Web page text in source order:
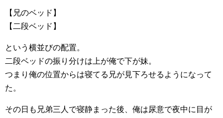
【兄のベッド】
【二段ベッド】
という横並びの配置。
二段ベッドの振り分けは上が俺で下が妹。
つまり俺の位置からは寝てる兄が見下ろせるようになって
た。
その日も兄弟三人で寝静まった後、俺は尿意で夜中に目が